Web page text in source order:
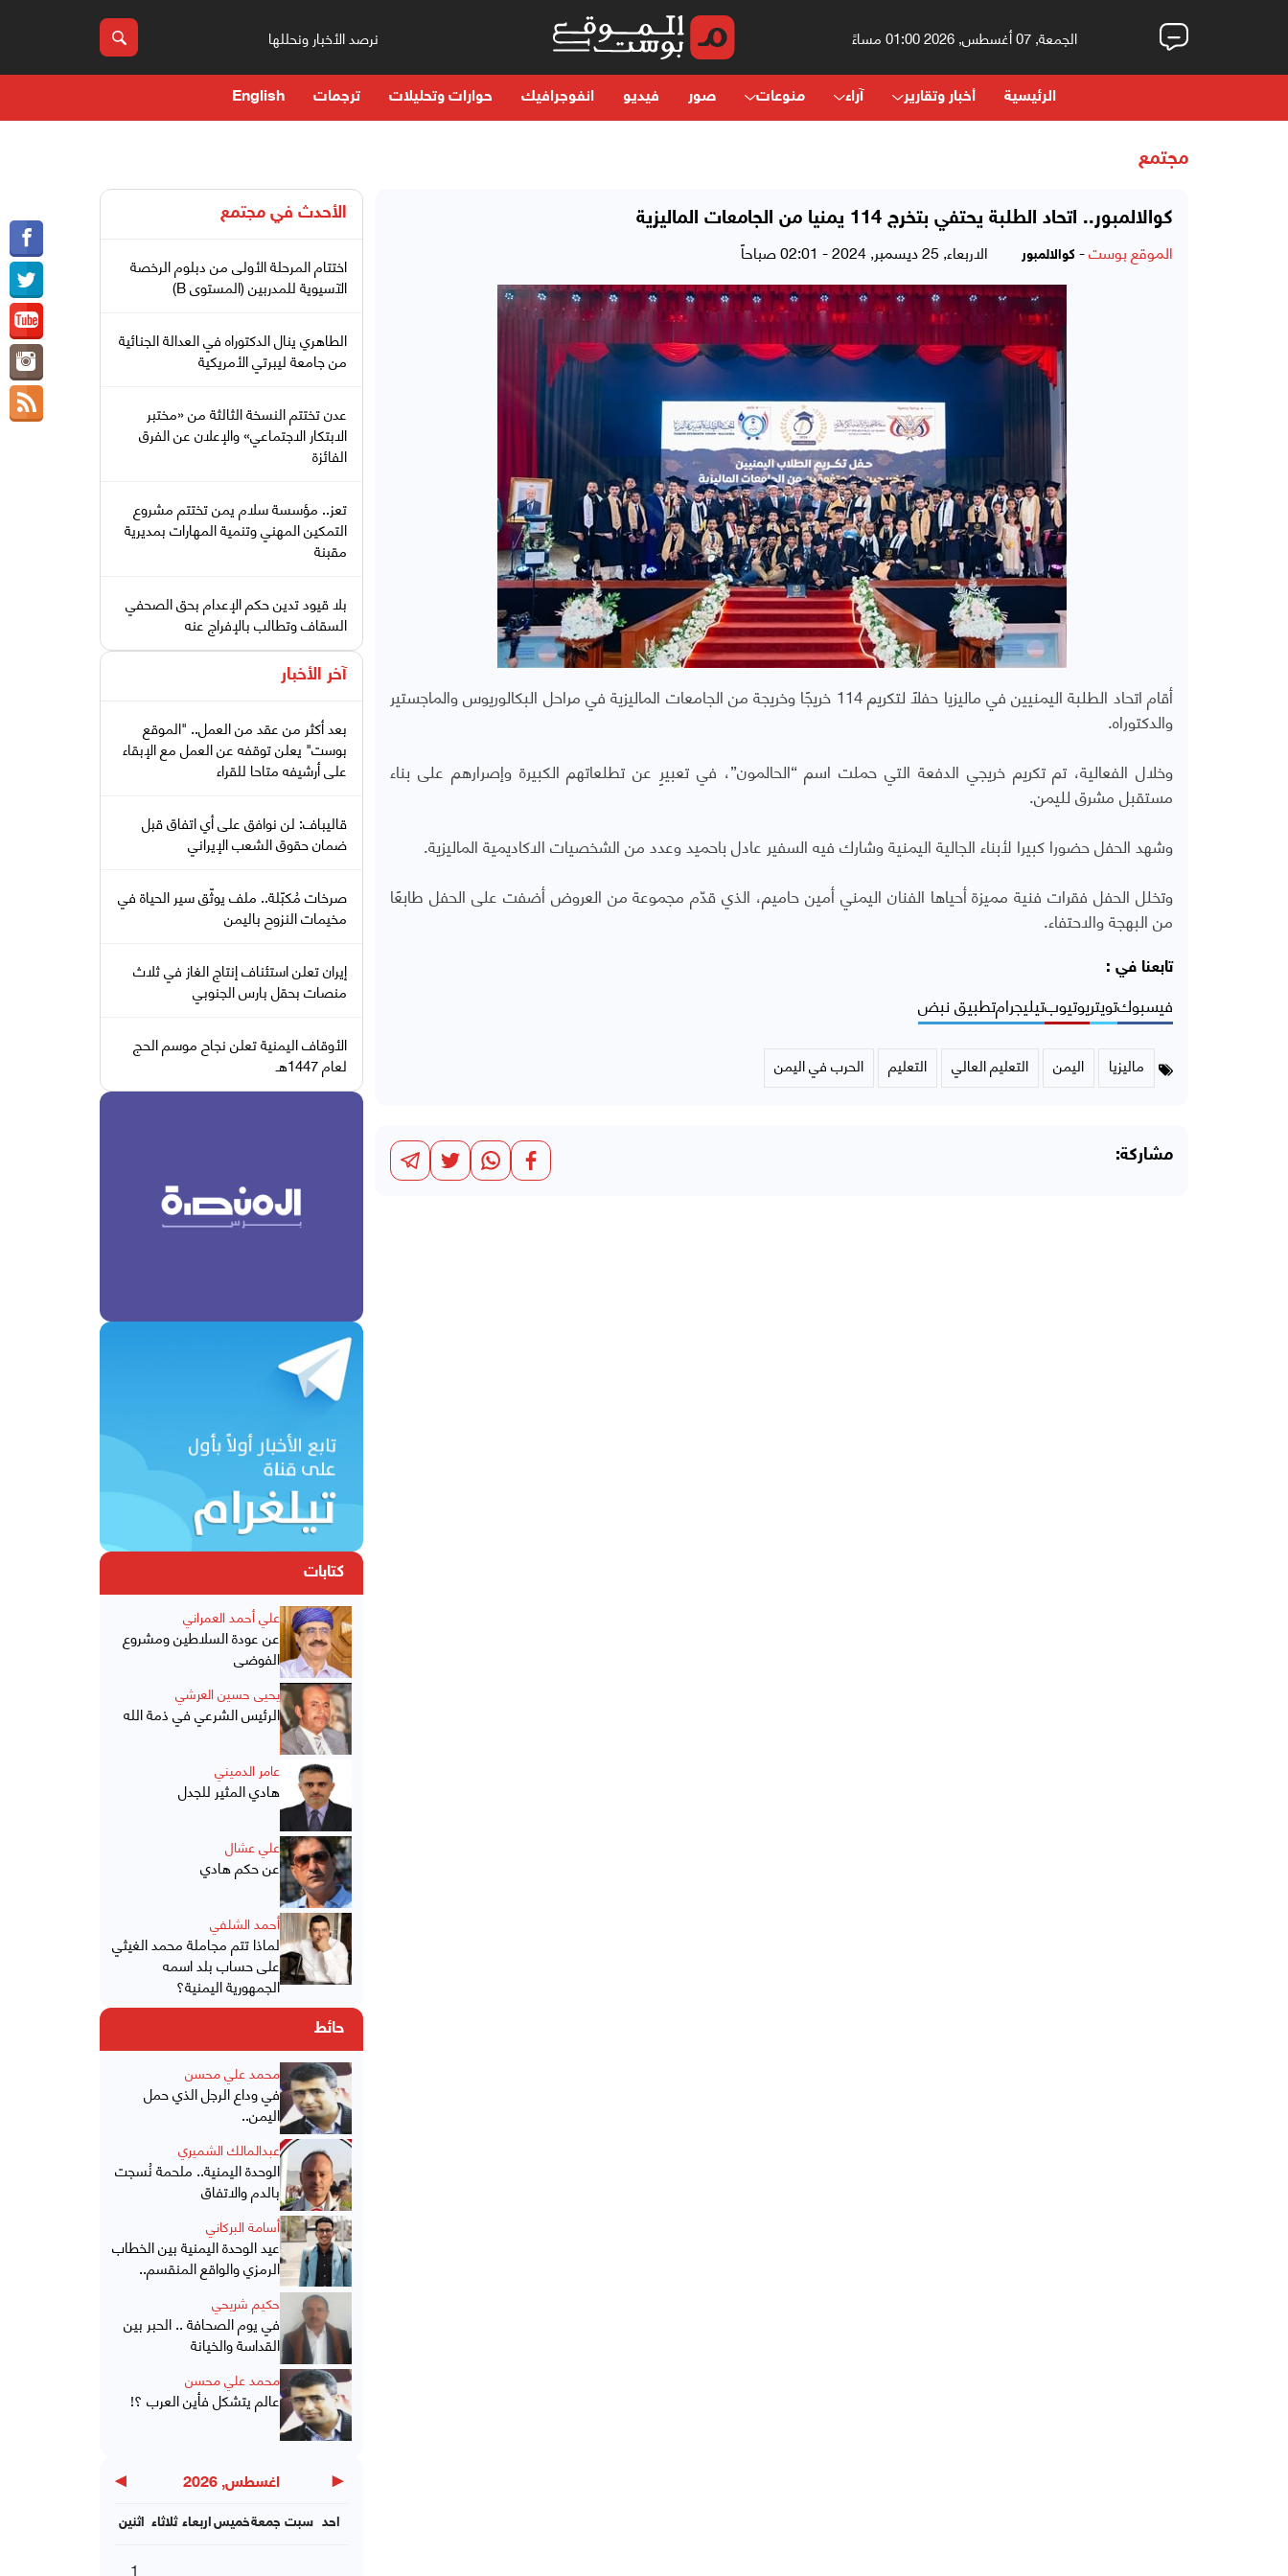
الجمعة, 07 أغسطس, 2026 01:00 مساءً نرصد الأخبار ونحللها
الرئيسية أخبار وتقارير آراء منوعات صور فيديو انفوجرافيك حوارات وتحليلات ترجمات English
مجتمع
كوالالمبور.. اتحاد الطلبة يحتفي بتخرج 114 يمنيا من الجامعات الماليزية
الموقع بوست- كوالالمبور الاربعاء, 25 ديسمبر, 2024 - 02:01 صباحاً
أقام اتحاد الطلبة اليمنيين في ماليزيا حفلًا لتكريم 114 خريجًا وخريجة من الجامعات الماليزية في مراحل البكالوريوس والماجستير
والدكتوراه.
وخلال الفعالية، تم تكريم خريجي الدفعة التي حملت اسم “الحالمون”، في تعبيرٍ عن تطلعاتهم الكبيرة وإصرارهم على بناء
مستقبل مشرق لليمن.
وشهد الحفل حضورا كبيرا لأبناء الجالية اليمنية وشارك فيه السفير عادل باحميد وعدد من الشخصيات الاكاديمية الماليزية.
وتخلل الحفل فقرات فنية مميزة أحياها الفنان اليمني أمين حاميم، الذي قدّم مجموعة من العروض أضفت على الحفل طابعًا
من البهجة والاحتفاء.
تابعنا في :
فيسبوكتويتريوتيوبتيليجرامتطبيق نبض
ماليزيا اليمن التعليم العالي التعليم الحرب في اليمن
مشاركة:
الأحدث في مجتمع
اختتام المرحلة الأولى من دبلوم الرخصة
الآسيوية للمدربين (المستوى B)
الطاهري ينال الدكتوراه في العدالة الجنائية
من جامعة ليبرتي الأمريكية
عدن تختتم النسخة الثالثة من «مختبر
الابتكار الاجتماعي» والإعلان عن الفرق
الفائزة
تعز.. مؤسسة سلام يمن تختتم مشروع
التمكين المهني وتنمية المهارات بمديرية
مقبنة
بلا قيود تدين حكم الإعدام بحق الصحفي
السقاف وتطالب بالإفراج عنه
آخر الأخبار
بعد أكثر من عقد من العمل.. "الموقع
بوست" يعلن توقفه عن العمل مع الإبقاء
على أرشيفه متاحا للقراء
قاليباف: لن نوافق على أي اتفاق قبل
ضمان حقوق الشعب الإيراني
صرخات مُكبّلة.. ملف يوثّق سير الحياة في
مخيمات النزوح باليمن
إيران تعلن استئناف إنتاج الغاز في ثلاث
منصات بحقل بارس الجنوبي
الأوقاف اليمنية تعلن نجاح موسم الحج
لعام 1447هـ
كتابات
علي أحمد العمراني
عن عودة السلاطين ومشروع
الفوضى
يحيى حسين العرشي
الرئيس الشرعي في ذمة الله
عامر الدميني
هادي المثير للجدل
علي عشال
عن حكم هادي
أحمد الشلفي
لماذا تتم مجاملة محمد الغيثي
على حساب بلد اسمه
الجمهورية اليمنية؟
حائط
محمد علي محسن
في وداع الرجل الذي حمل
اليمن..
عبدالمالك الشميري
الوحدة اليمنية.. ملحمة نُسجت
بالدم والاتفاق
أسامة البركاني
عيد الوحدة اليمنية بين الخطاب
الرمزي والواقع المنقسم..
حكيم شريحي
في يوم الصحافة .. الحبر بين
القداسة والخيانة
محمد علي محسن
عالم يتشكل فأين العرب ؟!
◀ اغسطس, 2026 ▶
اثنين ثلاثاء اربعاءخميسجمعة سبت احد
1